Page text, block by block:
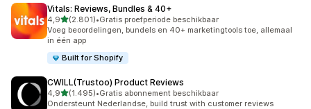
Vitals: Reviews, Bundles & 40+
4,9van 5 sterren
(2.801)
2801 recensies in totaal
•Gratis proefperiode beschikbaar
Voeg beoordelingen, bundels en 40+ marketingtools toe, allemaal
in één app
Built for Shopify
CWILL(Trustoo) Product Reviews
4,9van 5 sterren
(1.495)
1495 recensies in totaal
•Gratis abonnement beschikbaar
Ondersteunt Nederlandse, build trust with customer reviews